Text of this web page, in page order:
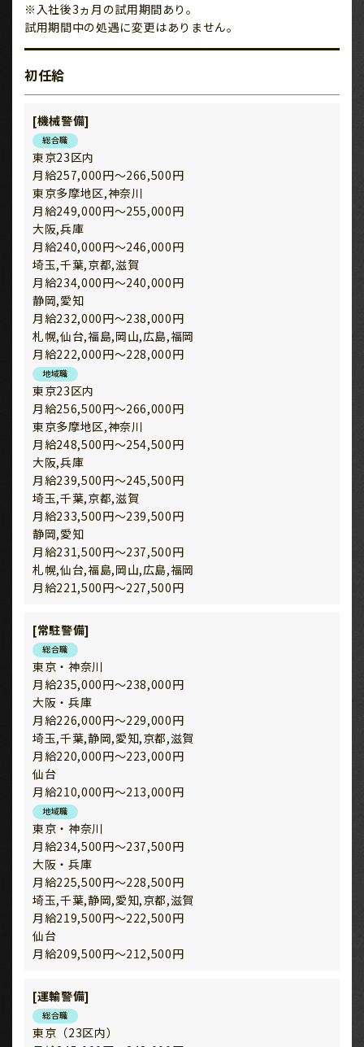
※入社後3ヵ月の試用期間あり。
試用期間中の処遇に変更はありません。
初任給
[機械警備]
総合職
東京23区内
月給257,000円～266,500円
東京多摩地区,神奈川
月給249,000円～255,000円
大阪,兵庫
月給240,000円～246,000円
埼玉,千葉,京都,滋賀
月給234,000円～240,000円
静岡,愛知
月給232,000円～238,000円
札幌,仙台,福島,岡山,広島,福岡
月給222,000円～228,000円
地域職
東京23区内
月給256,500円～266,000円
東京多摩地区,神奈川
月給248,500円～254,500円
大阪,兵庫
月給239,500円～245,500円
埼玉,千葉,京都,滋賀
月給233,500円～239,500円
静岡,愛知
月給231,500円～237,500円
札幌,仙台,福島,岡山,広島,福岡
月給221,500円～227,500円
[常駐警備]
総合職
東京・神奈川
月給235,000円～238,000円
大阪・兵庫
月給226,000円～229,000円
埼玉,千葉,静岡,愛知,京都,滋賀
月給220,000円～223,000円
仙台
月給210,000円～213,000円
地域職
東京・神奈川
月給234,500円～237,500円
大阪・兵庫
月給225,500円～228,500円
埼玉,千葉,静岡,愛知,京都,滋賀
月給219,500円～222,500円
仙台
月給209,500円～212,500円
[運輸警備]
総合職
東京（23区内）